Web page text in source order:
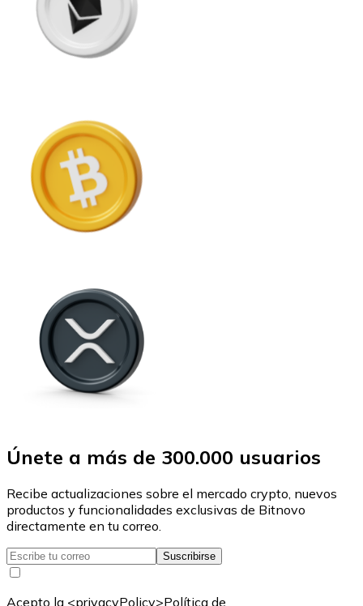
Únete a más de 300.000 usuarios
Recibe actualizaciones sobre el mercado crypto, nuevos
productos y funcionalidades exclusivas de Bitnovo
directamente en tu correo.
Suscribirse
Acepto la <privacyPolicy>Política de